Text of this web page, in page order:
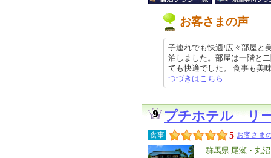
お客さまの声
子連れでも快適!広々部屋と
泊しました。部屋は一階と
ても快適でした。 食事も美
つづきはこちら
プチホテル リ
食事 5 お客さま
エ
群馬県 尾瀬・丸沼